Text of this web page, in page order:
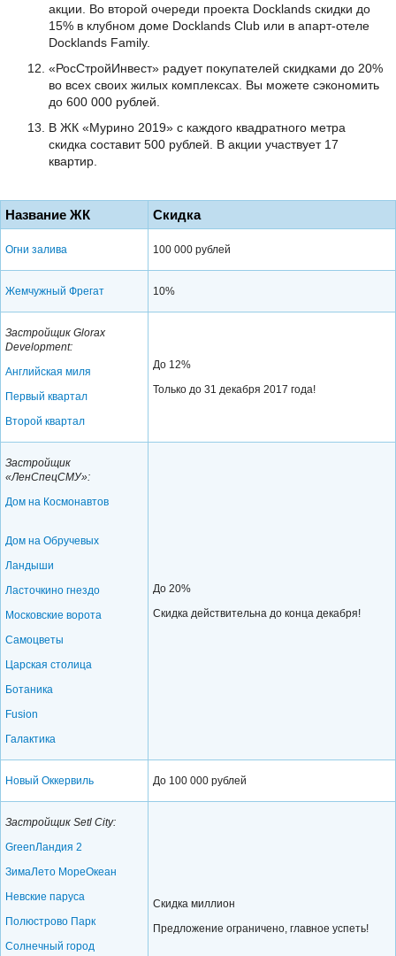
акции. Во второй очереди проекта Docklands скидки до
15% в клубном доме Docklands Club или в апарт-отеле
Docklands Family.
«РосСтройИнвест» радует покупателей скидками до 20%
во всех своих жилых комплексах. Вы можете сэкономить
до 600 000 рублей.
В ЖК «Мурино 2019» с каждого квадратного метра
скидка составит 500 рублей. В акции участвует 17
квартир.
Название ЖК Скидка
Огни залива 100 000 рублей
Жемчужный Фрегат 10%
Застройщик Glorax
Development:
Английская миля
Первый квартал
Второй квартал
До 12%
Только до 31 декабря 2017 года!
Застройщик
«ЛенСпецСМУ»:
Дом на Космонавтов
Дом на Обручевых
Ландыши
Ласточкино гнездо
Московские ворота
Самоцветы
Царская столица
Ботаника
Fusion
Галактика
До 20%
Скидка действительна до конца декабря!
Новый Оккервиль До 100 000 рублей
Застройщик Setl City:
GreenЛандия 2
ЗимаЛето МореОкеан
Невские паруса
Полюстрово Парк
Солнечный город
Скидка миллион
Предложение ограничено, главное успеть!